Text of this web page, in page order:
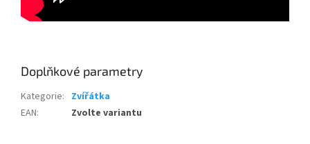
Doplňkové parametry
Kategorie: Zvířátka
EAN: Zvolte variantu